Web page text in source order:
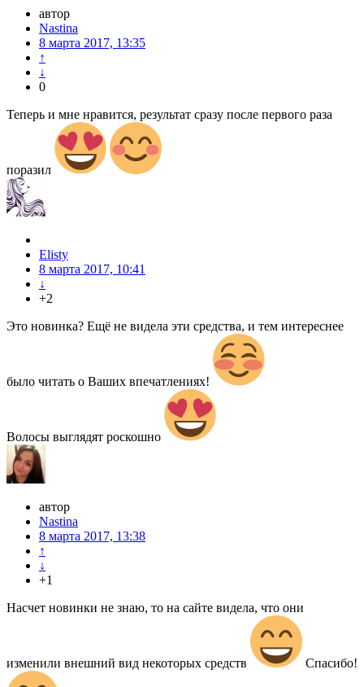
автор
Nastina
8 марта 2017, 13:35
↑
↓
0
Теперь и мне нравится, результат сразу после первого раза
поразил
Elisty
8 марта 2017, 10:41
↓
+2
Это новинка? Ещё не видела эти средства, и тем интереснее
было читать о Ваших впечатлениях!
Волосы выглядят роскошно
автор
Nastina
8 марта 2017, 13:38
↑
↓
+1
Насчет новинки не знаю, то на сайте видела, что они
изменили внешний вид некоторых средств Спасибо!